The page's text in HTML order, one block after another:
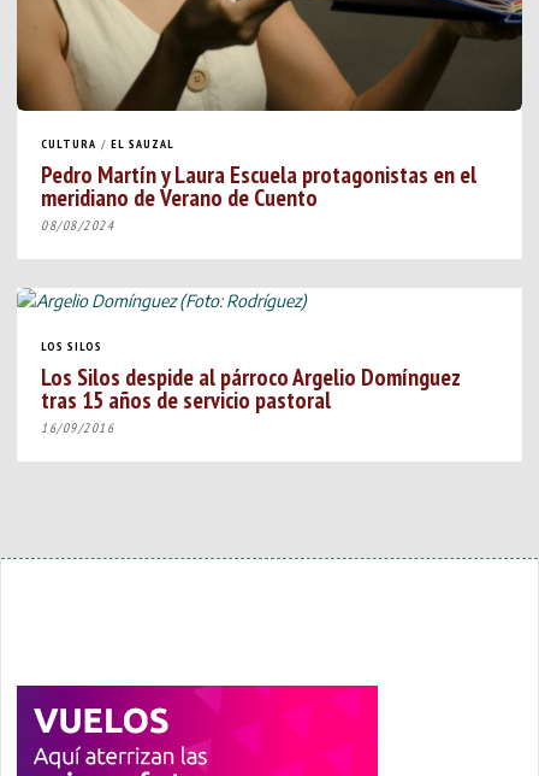
CULTURA / EL SAUZAL
Pedro Martín y Laura Escuela protagonistas en el
meridiano de Verano de Cuento
08/08/2024
LOS SILOS
Los Silos despide al párroco Argelio Domínguez
tras 15 años de servicio pastoral
16/09/2016